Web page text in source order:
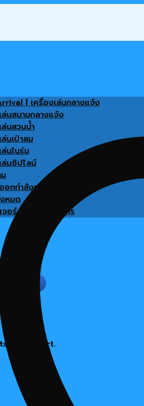
| เครื่องเล่นกลางแจ้ง
ล่นสนามกลางแจ้ง
ล่นสวนน้ำ
นเป่าลม
นในร่ม
ล่นซิปไลน์
กกำลังกาย
หมด
จอร์ตกแต่งโครงการ
in the cart.